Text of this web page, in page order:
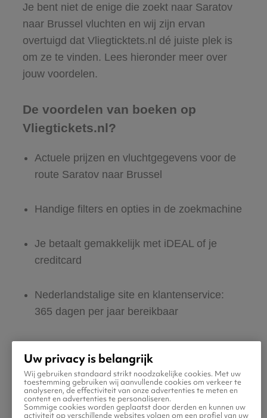
Je bent niet de enige die zoekt naar Saratov
naar Brussel vluchten en wij zijn ervan
overtuigd dat Vliegticktets.nl dé juiste plek is
om ze te vinden. Lees hieronder meer over
jouw voordelen.
De voordelen van boeken op
Vliegtickets.nl?
Actuele prijzen en vluchtgegevens voor de
route Saratov naar Brussel
Handige filters en opties in de zoekmachine
Je betaalt gemakkelijk met iDEAL of je
creditcard
Nederlandstalige site en klantenservice:
365 dagen per jaar bereikbaar
Boek ook direct een hotel of huurauto voor
in Brussel
Uw privacy is belangrijk
Wij gebruiken standaard strikt noodzakelijke cookies. Met uw
toestemming gebruiken wij aanvullende cookies om verkeer te
analyseren, de effectiviteit van onze advertenties te meten en
content en advertenties te personaliseren.
Sommige cookies worden geplaatst door derden en kunnen uw
activiteit op verschillende websites volgen om een profiel van uw